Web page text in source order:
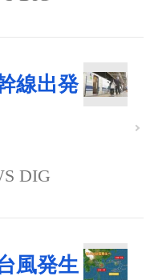
線出発
DIG
風発生